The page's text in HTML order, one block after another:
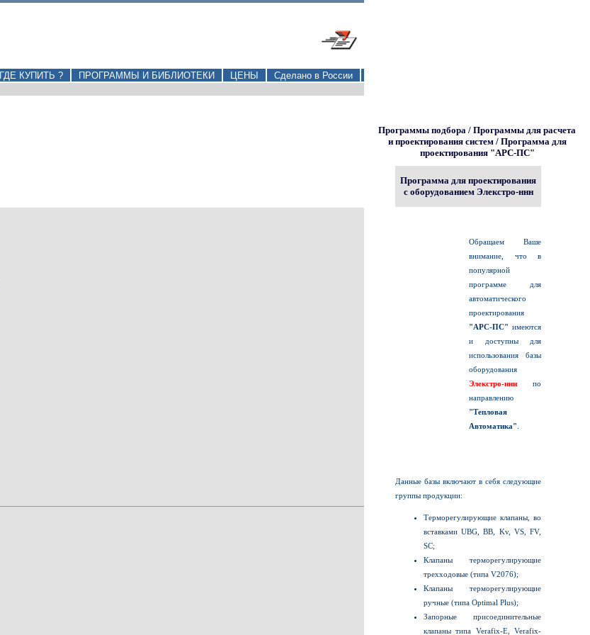
ГДЕ КУПИТЬ ? ПРОГРАММЫ И БИБЛИОТЕКИ ЦЕНЫ Сделано в России
Программы подбора / Программы для расчета
и проектирования систем / Программа для
проектирования "АРС-ПС"
Программа для проектирования
c оборудованием Элекстро-ннн
Обращаем Ваше
внимание, что в
популярной
программе для
автоматического
проектирования
"АРС-ПС" имеются
и доступны для
использования базы
оборудования
Элекстро-ннн по
направлению
"Тепловая
Автоматика"
Данные базы включают в себя следующие
группы продукции:
Терморегулирующие клапаны, во
вставками UBG, BB, Kv, VS, FV,
SC;
Клапаны терморегулирующие
трехходовые (типа V2076);
Клапаны терморегулирующие
ручные (типа Optimal Plus);
Запорные присоединительные
клапаны типа Verafix-E, Verafix-